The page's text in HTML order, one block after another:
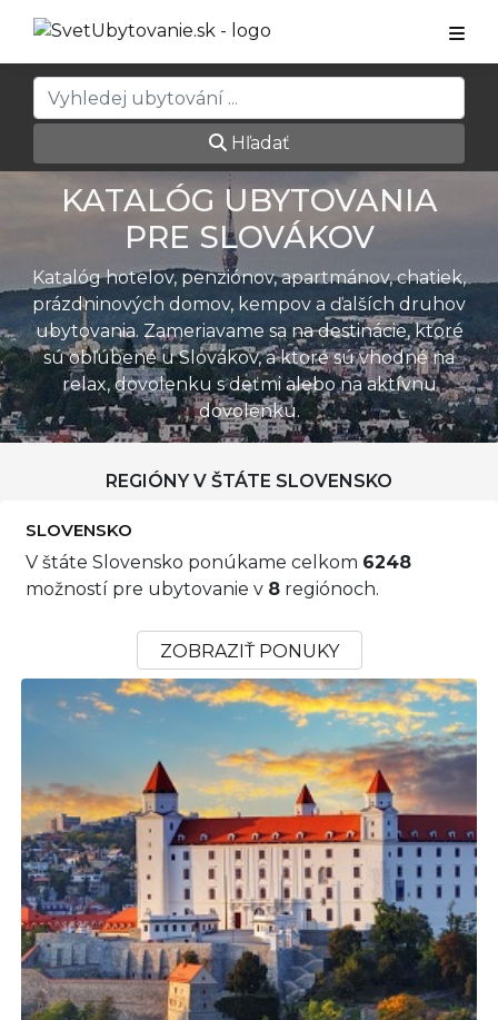
Hľadať
KATALÓG UBYTOVANIA
PRE SLOVÁKOV
Katalóg hotelov, penziónov, apartmánov, chatiek,
prázdninových domov, kempov a ďalších druhov
ubytovania. Zameriavame sa na destinácie, ktoré
sú obľúbené u Slovákov, a ktoré sú vhodné na
relax, dovolenku s deťmi alebo na aktívnu
dovolenku.
REGIÓNY V ŠTÁTE SLOVENSKO
SLOVENSKO
V štáte Slovensko ponúkame celkom 6248
možností pre ubytovanie v 8 regiónoch.
ZOBRAZIŤ PONUKY